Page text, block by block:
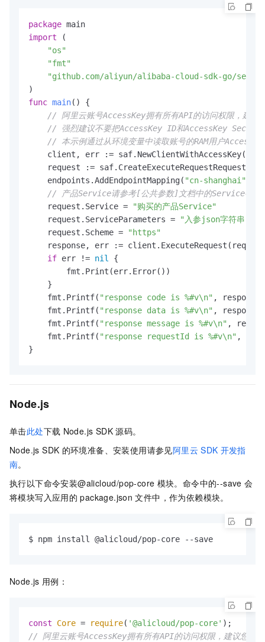
package
import (
"os"
"fmt"
"github.com/aliyun/alibaba-cloud-sdk-go/
func main()
{
// 阿里云账号AccessKey拥有所有API的访问权限，建议
// 强烈建议不要把AccessKey ID和AccessKey Secret保
// 本示例通过从环境变量中读取账号的RAM用户AccessKey
    client, err := saf.NewClientWithAccessKey(
    request := saf.CreateExecuteRequestRequest()
    endpoints.AddEndpointMapping(
"cn-shanghai"
// 产品Service请参考[公共参数]文档中的Service字段
    request.Service =
"购买的产品Service"
    request.ServiceParameters =
"入参json字符串"
    request.Scheme =
"https"
response, err :=
if err != nil
{
        fmt.Print(err.Error())
    }
    fmt.Printf(
"response code is %#v\n" ,
    fmt.Printf(
"response data is %#v\n" ,
    fmt.Printf(
"response message is %#v\n" ,
    fmt.Printf(
"response requestId is %#v\n" ,
}
Node.js
单击此处下载 Node.js SDK 源码。
Node.js SDK 的环境准备、安装使用请参见阿里云 SDK 开发指
南。
执行以下命令安装@alicloud/pop-core 模块。命令中的--save 会
将模块写入应用的 package.json 文件中，作为依赖模块。
$ npm install @alicloud/pop-core --save
Node.js 用例：
const Core = require( '@alicloud/pop-core'
// 阿里云账号AccessKey拥有所有API的访问权限，建议您使用